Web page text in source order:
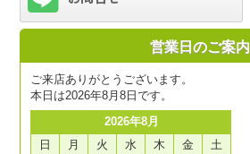
営業日のご案内
ご来店ありがとうございます。
本日は2026年8月8日です。
2026年8月
日
月 火 水 木 金
土